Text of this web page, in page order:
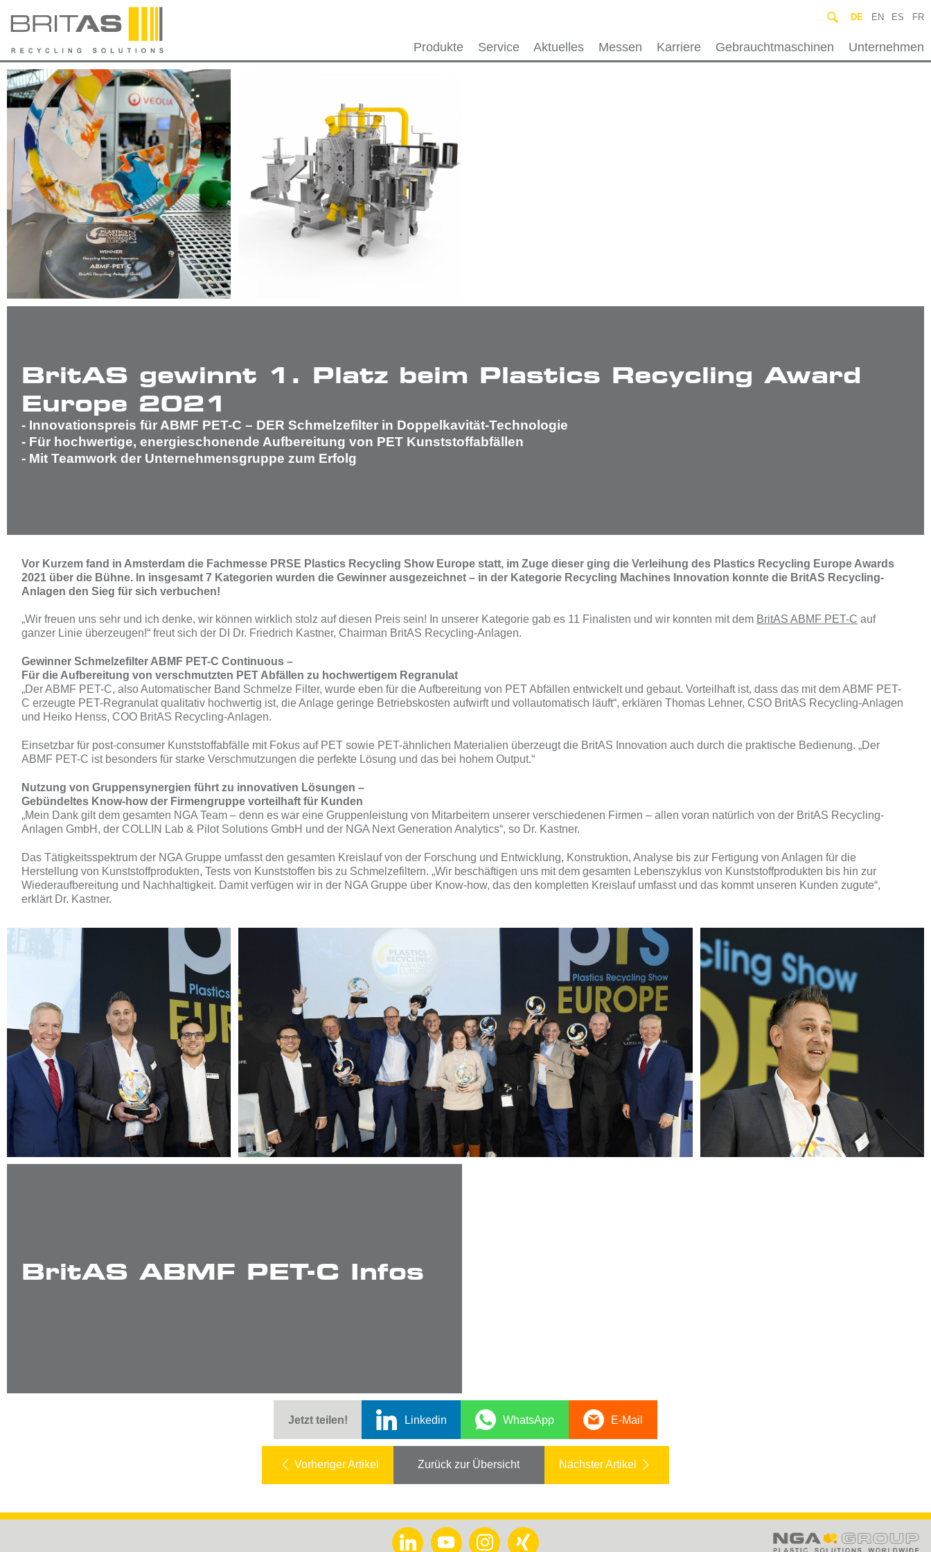
Produkte Service Aktuelles Messen Karriere Gebrauchtmaschinen Unternehmen
DE EN ES FR
BritAS gewinnt 1. Platz beim Plastics Recycling Award
Europe 2021
- Innovationspreis für ABMF PET-C – DER Schmelzefilter in Doppelkavität-Technologie
- Für hochwertige, energieschonende Aufbereitung von PET Kunststoffabfällen
- Mit Teamwork der Unternehmensgruppe zum Erfolg
Vor Kurzem fand in Amsterdam die Fachmesse PRSE Plastics Recycling Show Europe statt, im Zuge dieser ging die Verleihung des Plastics Recycling Europe Awards
2021 über die Bühne. In insgesamt 7 Kategorien wurden die Gewinner ausgezeichnet – in der Kategorie Recycling Machines Innovation konnte die BritAS Recycling-
Anlagen den Sieg für sich verbuchen!
„Wir freuen uns sehr und ich denke, wir können wirklich stolz auf diesen Preis sein! In unserer Kategorie gab es 11 Finalisten und wir konnten mit dem BritAS ABMF PET-C auf
ganzer Linie überzeugen!“ freut sich der DI Dr. Friedrich Kastner, Chairman BritAS Recycling-Anlagen.
Gewinner Schmelzefilter ABMF PET-C Continuous –
Für die Aufbereitung von verschmutzten PET Abfällen zu hochwertigem Regranulat
„Der ABMF PET-C, also Automatischer Band Schmelze Filter, wurde eben für die Aufbereitung von PET Abfällen entwickelt und gebaut. Vorteilhaft ist, dass das mit dem ABMF PET-
C erzeugte PET-Regranulat qualitativ hochwertig ist, die Anlage geringe Betriebskosten aufwirft und vollautomatisch läuft“, erklären Thomas Lehner, CSO BritAS Recycling-Anlagen
und Heiko Henss, COO BritAS Recycling-Anlagen.
Einsetzbar für post-consumer Kunststoffabfälle mit Fokus auf PET sowie PET-ähnlichen Materialien überzeugt die BritAS Innovation auch durch die praktische Bedienung. „Der
ABMF PET-C ist besonders für starke Verschmutzungen die perfekte Lösung und das bei hohem Output.“
Nutzung von Gruppensynergien führt zu innovativen Lösungen –
Gebündeltes Know-how der Firmengruppe vorteilhaft für Kunden
„Mein Dank gilt dem gesamten NGA Team – denn es war eine Gruppenleistung von Mitarbeitern unserer verschiedenen Firmen – allen voran natürlich von der BritAS Recycling-
Anlagen GmbH, der COLLIN Lab & Pilot Solutions GmbH und der NGA Next Generation Analytics“, so Dr. Kastner.
Das Tätigkeitsspektrum der NGA Gruppe umfasst den gesamten Kreislauf von der Forschung und Entwicklung, Konstruktion, Analyse bis zur Fertigung von Anlagen für die
Herstellung von Kunststoffprodukten, Tests von Kunststoffen bis zu Schmelzefiltern. „Wir beschäftigen uns mit dem gesamten Lebenszyklus von Kunststoffprodukten bis hin zur
Wiederaufbereitung und Nachhaltigkeit. Damit verfügen wir in der NGA Gruppe über Know-how, das den kompletten Kreislauf umfasst und das kommt unseren Kunden zugute“,
erklärt Dr. Kastner.
BritAS ABMF PET-C Infos
Jetzt teilen! Linkedin WhatsApp E-Mail
Vorheriger Artikel Zurück zur Übersicht Nächster Artikel